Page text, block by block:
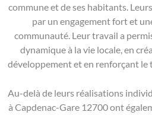
commune et de ses habitants.
par un engagement fort et
communauté. Leur travail a
dynamique à la vie locale, en
développement et en renforçant le
Au-delà de leurs réalisations
à Capdenac-Gare 12700 ont